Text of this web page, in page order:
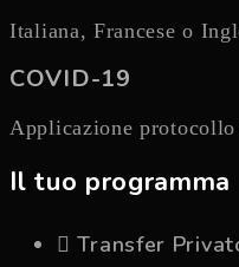
Italiana, Francese o
COVID-19
Applicazione
Il tuo programma
Transfer